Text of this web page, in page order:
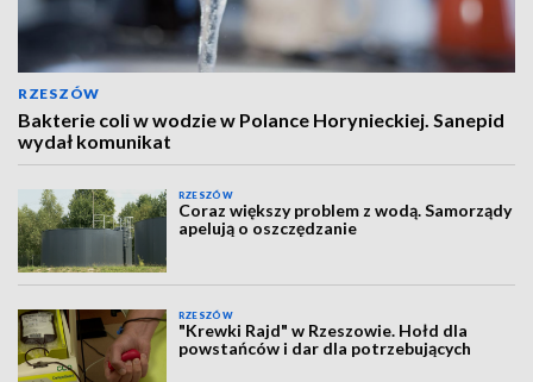
RZESZÓW
Bakterie coli w wodzie w Polance Horynieckiej. Sanepid
wydał komunikat
RZESZÓW
Coraz większy problem z wodą. Samorządy
apelują o oszczędzanie
RZESZÓW
"Krewki Rajd" w Rzeszowie. Hołd dla
powstańców i dar dla potrzebujących